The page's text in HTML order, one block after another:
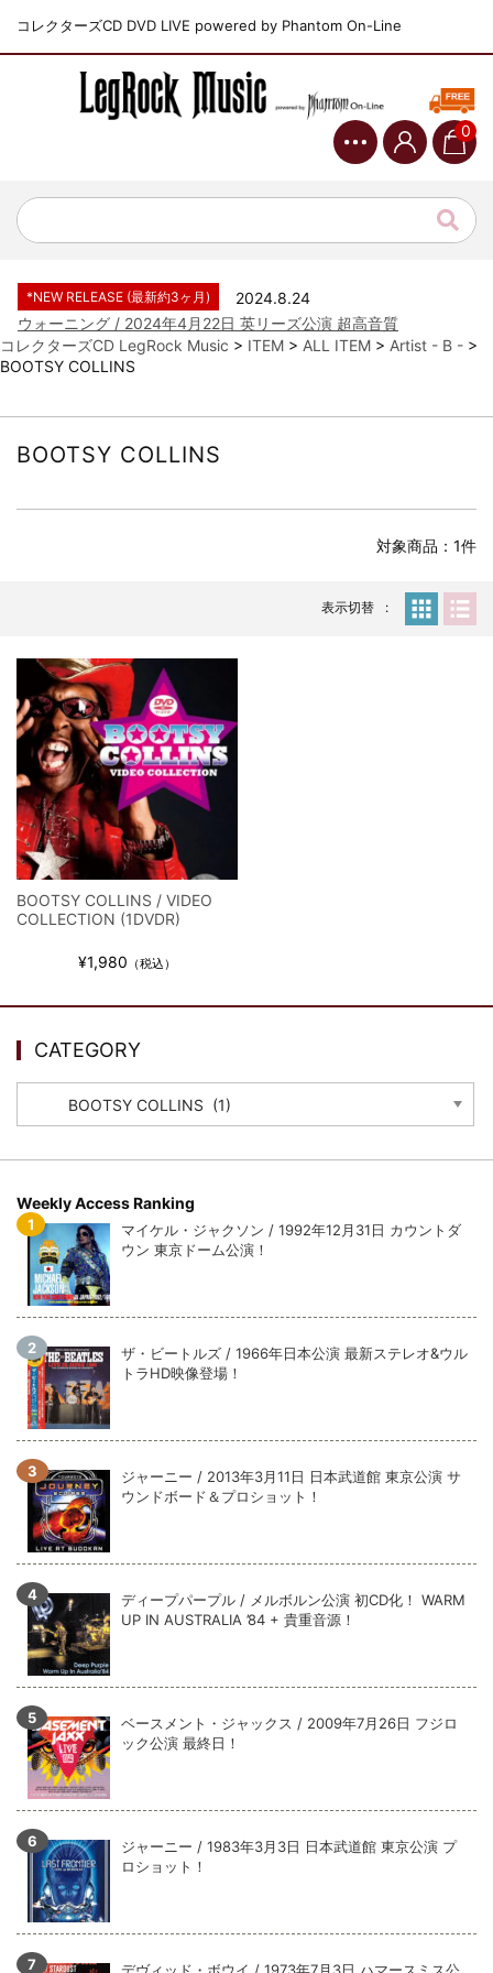
コレクターズCD DVD LIVE powered by Phantom On-Line
0
ジャーニー / 1979年5月8+9日 コロラド州 2公演 SBD 完全収録！
*NEW RELEASE (最新約3ヶ月)
2024.11.9
*NEW RELEASE (最新約3ヶ月)
2024.8.24
ウォーニング / 2024年4月22日 英リーズ公演 超高音質
IEM+Aud！
*NEW RELEASE (最新約3ヶ月)
収録！
*NEW RELEASE (最新約3ヶ月)
スコーピオンズ / 2024年6月15日 リスボン公演 FHD 完全収録！
マネスキン / 2024年6月9日 ドイツ ROCK AM RING 公演 FHD 完
リアム・ギャラガー / 2024年6月1日 英国シェフィールド公演 完
全収録！
*NEW RELEASE (最新約3ヶ月)
2024.6.9
メガデス / 2023年8月4日 ドイツ W.O.A. 公演 FHD 完全収録！
*NEW RELEASE (最新約3ヶ月)
ユーライア・ヒープ / 2023年8月3日 ドイツ W.O.A. 公演 FHD 完
全収録！
*NEW RELEASE (最新約3ヶ月)
ジャーニー / 1979年5月8+9日 コロラド州 2公演 SBD 完全収録！
*NEW RELEASE (最新約3ヶ月)
*NEW RELEASE (最新約3ヶ月)
IEM+Aud！
ビリー・ジョエル / 2024年3月24日 100Aniv. 米M.S.G公演 完全
収録！
*NEW RELEASE (最新約3ヶ月)
全収録！
スコーピオンズ / 2024年6月15日 リスボン公演 FHD 完全収録！
*NEW RELEASE (最新約3ヶ月)
2024.6.20
マネスキン / 2024年6月9日 ドイツ ROCK AM RING 公演 FHD 完
全収録！
*NEW RELEASE (最新約3ヶ月)
2024.6.9
リアム・ギャラガー / 2024年6月1日 英国シェフィールド公演 完
全収録！
*NEW RELEASE (最新約3ヶ月)
メガデス / 2023年8月4日 ドイツ W.O.A. 公演 FHD 完全収録！
*NEW RELEASE (最新約3ヶ月)
2024.6.9
ユーライア・ヒープ / 2023年8月3日 ドイツ W.O.A. 公演 FHD 完
全収録！
*NEW RELEASE (最新約3ヶ月)
ジャーニー / 1979年5月8+9日 コロラド州 2公演 SBD 完全収録！
コレクターズCD LegRock Music > ITEM > ALL ITEM > Artist - B - >
BOOTSY COLLINS
BOOTSY COLLINS
対象商品：1件
表示切替
BOOTSY COLLINS / VIDEO
COLLECTION (1DVDR)
¥1,980 （税込）
CATEGORY
Weekly Access Ranking
マイケル・ジャクソン / 1992年12月31日 カウントダ
ウン 東京ドーム公演！
ザ・ビートルズ / 1966年日本公演 最新ステレオ&ウル
トラHD映像登場！
ジャーニー / 2013年3月11日 日本武道館 東京公演 サ
ウンドボード＆プロショット！
ディープパープル / メルボルン公演 初CD化！ WARM
UP IN AUSTRALIA ’84 + 貴重音源！
ベースメント・ジャックス / 2009年7月26日 フジロ
ック公演 最終日！
ジャーニー / 1983年3月3日 日本武道館 東京公演 プ
ロショット！
デヴィッド・ボウイ / 1973年7月3日 ハマースミス公